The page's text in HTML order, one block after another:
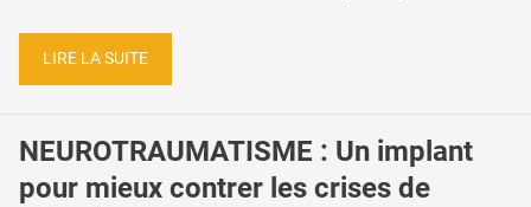
LIRE LA SUITE
NEUROTRAUMATISME : Un implant
pour mieux contrer les crises de